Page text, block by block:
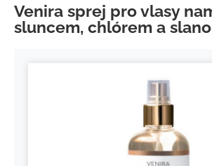
Venira sprej pro vlasy
sluncem, chlórem a